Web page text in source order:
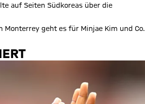
auf Seiten Südkoreas über die
Monterrey geht es für Minjae Kim und Co.